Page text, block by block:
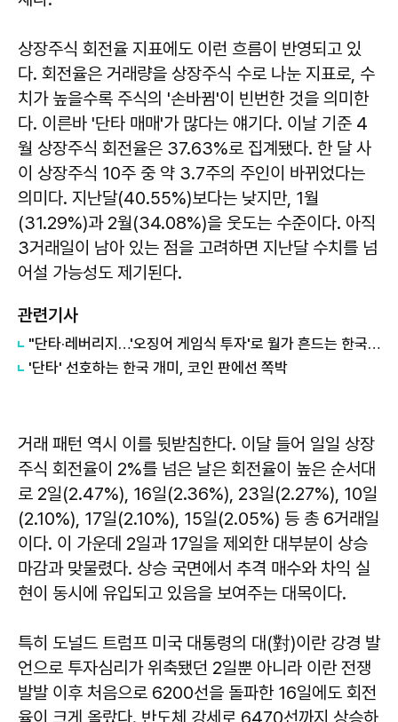
상장주식 회전율 지표에도 이런 흐름이 반영되고 있
다. 회전율은 거래량을 상장주식 수로 나눈 지표로, 수
치가 높을수록 주식의 '손바뀜'이 빈번한 것을 의미한
다. 이른바 '단타 매매'가 많다는 얘기다. 이날 기준 4
월 상장주식 회전율은 37.63%로 집계됐다. 한 달 사
이 상장주식 10주 중 약 3.7주의 주인이 바뀌었다는
의미다. 지난달(40.55%)보다는 낮지만, 1월
(31.29%)과 2월(34.08%)을 웃도는 수준이다. 아직
3거래일이 남아 있는 점을 고려하면 지난달 수치를 넘
어설 가능성도 제기된다.
관련기사
"단타·레버리지…'오징어 게임식 투자'로 월가 흔드는 한국 개미들"
'단타' 선호하는 한국 개미, 코인 판에선 쪽박
거래 패턴 역시 이를 뒷받침한다. 이달 들어 일일 상장
주식 회전율이 2%를 넘은 날은 회전율이 높은 순서대
로 2일(2.47%), 16일(2.36%), 23일(2.27%), 10일
(2.10%), 17일(2.10%), 15일(2.05%) 등 총 6거래일
이다. 이 가운데 2일과 17일을 제외한 대부분이 상승
마감과 맞물렸다. 상승 국면에서 추격 매수와 차익 실
현이 동시에 유입되고 있음을 보여주는 대목이다.
특히 도널드 트럼프 미국 대통령의 대(對)이란 강경 발
언으로 투자심리가 위축됐던 2일뿐 아니라 이란 전쟁
발발 이후 처음으로 6200선을 돌파한 16일에도 회전